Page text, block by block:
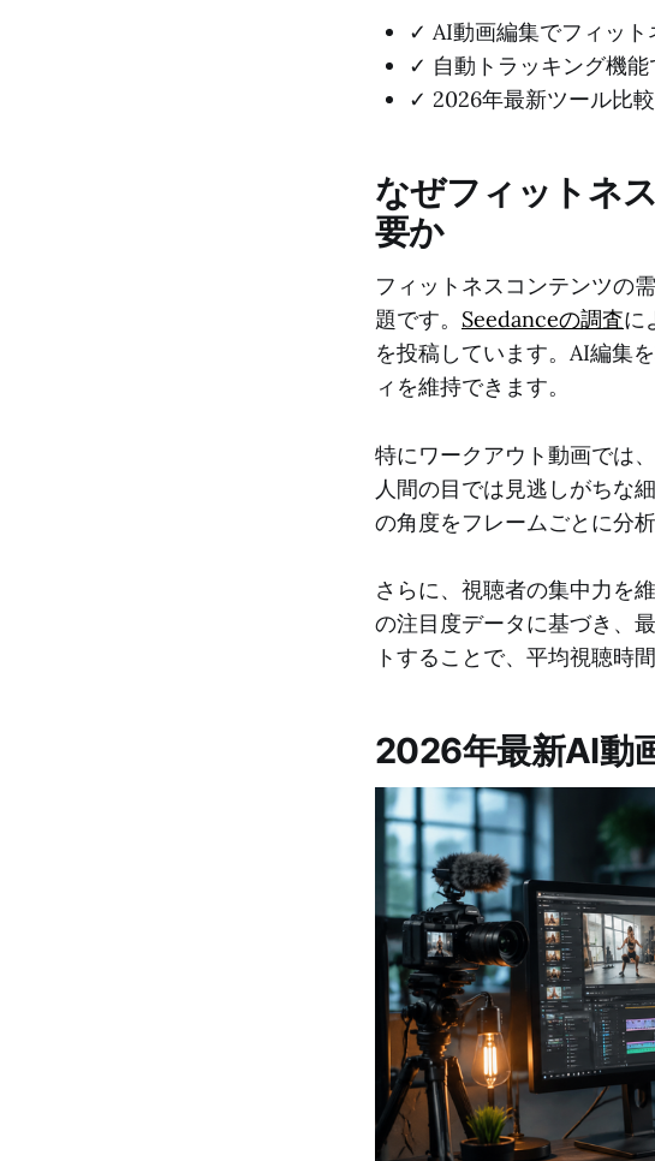
✓ AI動画編集でフィッ
✓ 自動トラッキング機
✓ 2026年最新ツール比
なぜフィットネ
要か
フィットネスコンテンツの
題です。 Seedanceの調査に
を投稿しています。AI編集
ィを維持できます。
特にワークアウト動画では
人間の目では見逃しがちな
の角度をフレームごとに分析
さらに、視聴者の集中力を
の注目度データに基づき、
トすることで、平均視聴時
2026年最新AI動